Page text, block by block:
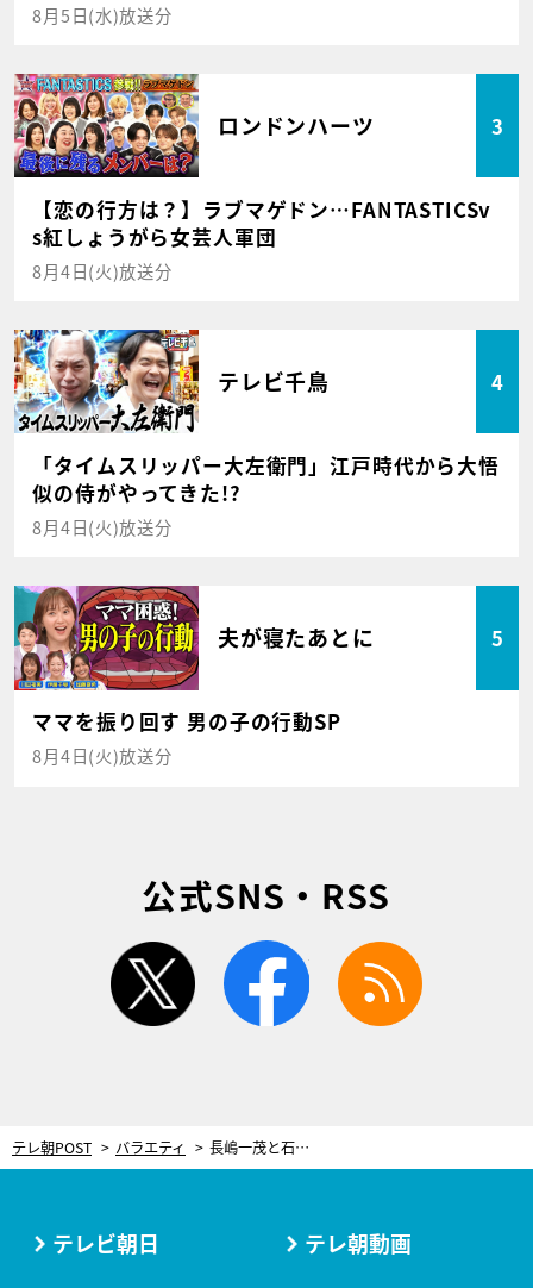
8月5日(水)放送分
ロンドンハーツ 3
【恋の行方は？】ラブマゲドン…FANTASTICSv
s紅しょうがら女芸人軍団
8月4日(火)放送分
テレビ千鳥 4
「タイムスリッパー大左衛門」江戸時代から大悟
似の侍がやってきた!?
8月4日(火)放送分
夫が寝たあとに 5
ママを振り回す 男の子の行動SP
8月4日(火)放送分
公式SNS・RSS
twitter facebook
テレ朝POST バラエティ 長嶋一茂と石原良純、本番中にひと悶着！一茂のアドバイスが発端に
テレビ朝日 テレ朝動画